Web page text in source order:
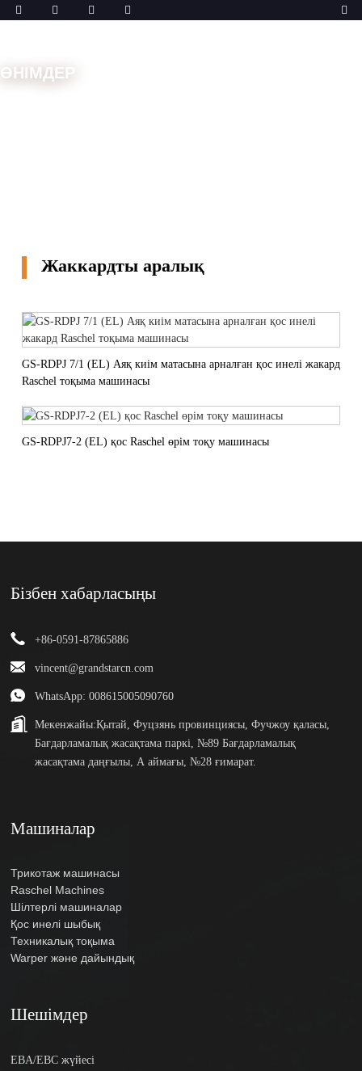
ӨНІМДЕР
Жаккардты аралық
GS-RDPJ 7/1 (EL) Аяқ киім матасына арналған қос инелі жакард
Raschel тоқыма машинасы
GS-RDPJ7-2 (EL) қос Raschel өрім тоқу машинасы
Бізбен хабарласыңы
+86-0591-87865886
vincent@grandstarcn.com
WhatsApp: 008615005090760
Мекенжайы:Қытай, Фуцзянь провинциясы, Фучжоу қаласы,
Бағдарламалық жасақтама паркі, №89 Бағдарламалық
жасақтама даңғылы, А аймағы, №28 ғимарат.
Машиналар
Трикотаж машинасы
Raschel Machines
Шілтерлі машиналар
Қос инелі шыбық
Техникалық тоқыма
Warper және дайындық
Шешімдер
EBA/EBC жүйесі